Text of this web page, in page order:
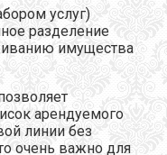
услуг)
разделение
имущества
арендуемого
линии без
очень важно для